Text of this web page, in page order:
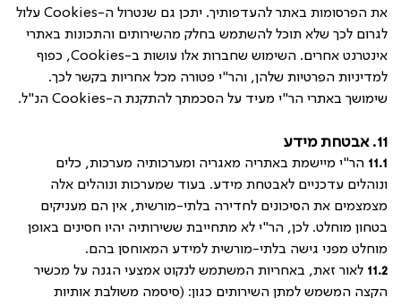
את הפרסומות באתר להעדפותיך. יתכן גם שנטרול ה-Cookies עלול
לגרום לכך שלא תוכל להשתמש בחלק מהשירותים והתכונות באתרי
אינטרנט אחרים. השימוש שחברות אלו עושות ב-Cookies, כפוף
למדיניות הפרטיות שלהן, והר"י פטורה מכל אחריות בקשר לכך.
שימושך באתרי הר"י מעיד על הסכמתך להתקנת ה-Cookies הנ"ל.
11. אבטחת מידע
11.1 הר"י מיישמת באתריה מאגריה ומערכותיה מערכות, כלים
ונוהלים עדכניים לאבטחת מידע. בעוד שמערכות ונוהלים אלה
מצמצמים את הסיכונים לחדירה בלתי-מורשית, אין הם מעניקים
בטחון מוחלט. לכן, הר"י לא מתחייבת ששירותיה יהיו חסינים באופן
מוחלט מפני גישה בלתי-מורשית למידע המאוחסן בהם.
11.2 לאור זאת, באחריות המשתמש לנקוט אמצעי הגנה על מכשיר
הקצה המשמש למתן השירותים כגון: (סיסמה משולבת אותיות